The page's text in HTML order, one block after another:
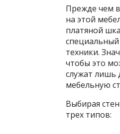
Прежде чем
на этой
платяной
специальный
техники.
чтобы это
служат лишь
мебельную
Выбирая
трех типов: